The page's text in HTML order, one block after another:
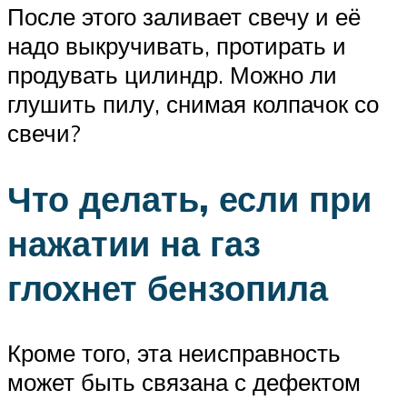
После этого заливает свечу и её
надо выкручивать, протирать и
продувать цилиндр. Можно ли
глушить пилу, снимая колпачок со
свечи?
Что делать, если при
нажатии на газ
глохнет бензопила
Кроме того, эта неисправность
может быть связана с дефектом